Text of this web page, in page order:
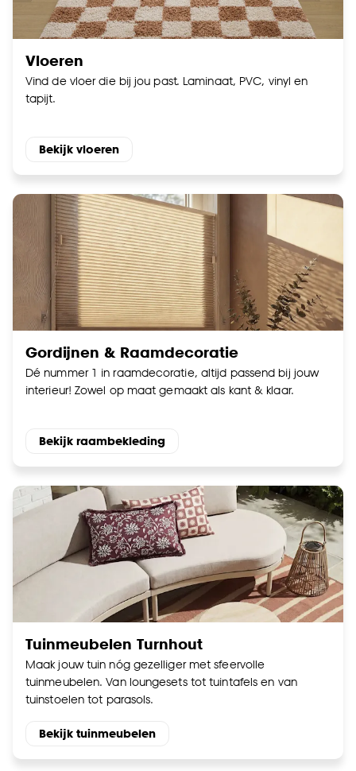
Vloeren
Vind de vloer die bij jou past. Laminaat, PVC, vinyl en
tapijt.
Bekijk vloeren
Gordijnen & Raamdecoratie
Dé nummer 1 in raamdecoratie, altijd passend bij jouw
interieur! Zowel op maat gemaakt als kant & klaar.
Bekijk raambekleding
Tuinmeubelen Turnhout
Maak jouw tuin nóg gezelliger met sfeervolle
tuinmeubelen. Van loungesets tot tuintafels en van
tuinstoelen tot parasols.
Bekijk tuinmeubelen